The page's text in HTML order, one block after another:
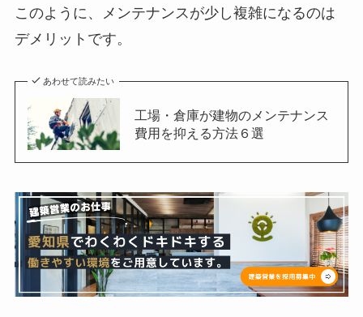
このように、メンテナンスが少し複雑になるのは
デメリットです。
あわせて読みたい
工場・倉庫が建物のメンテナンス
費用を抑える方法６選